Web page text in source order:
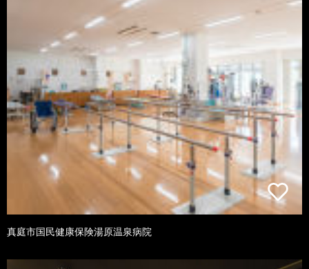
真庭市国民健康保険湯原温泉病院